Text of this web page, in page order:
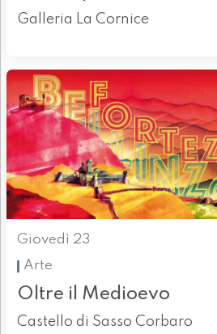
Galleria La Cornice
Giovedì 23
Arte
Oltre il Medioevo
Castello di Sasso Corbaro